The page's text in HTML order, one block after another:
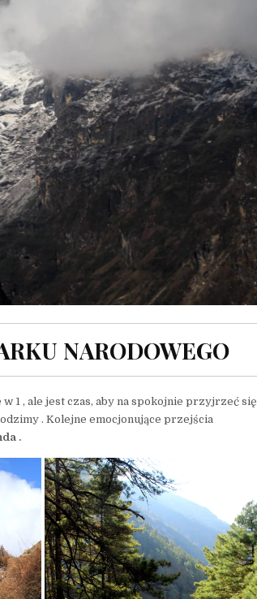
NARODOWEGO
1 , ale jest czas, aby na spokojnie przyjrzeć się
. Kolejne emocjonujące przejścia
.